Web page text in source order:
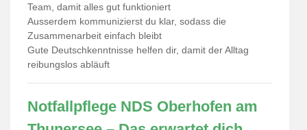
Team, damit alles gut funktioniert
Ausserdem kommunizierst du klar, sodass die
Zusammenarbeit einfach bleibt
Gute Deutschkenntnisse helfen dir, damit der Alltag
reibungslos abläuft
Notfallpflege NDS Oberhofen am